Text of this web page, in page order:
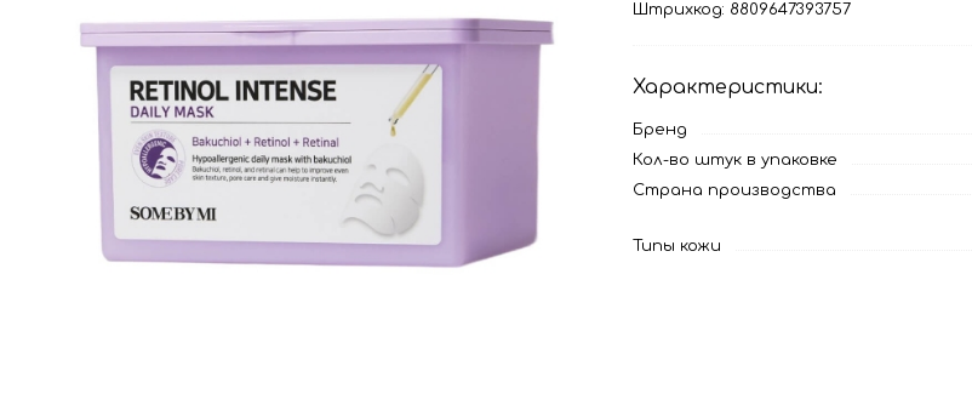
Штрихкод: 8809647393757
Характеристики:
Бренд
Кол-во штук в упаковке
Страна производства
Типы кожи